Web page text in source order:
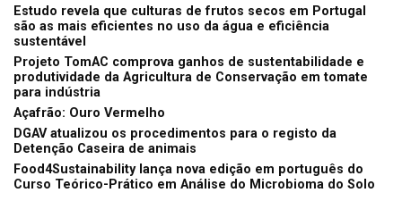
Estudo revela que culturas de frutos secos em Portugal
são as mais eficientes no uso da água e eficiência
sustentável
Projeto TomAC comprova ganhos de sustentabilidade e
produtividade da Agricultura de Conservação em tomate
para indústria
Açafrão: Ouro Vermelho
DGAV atualizou os procedimentos para o registo da
Detenção Caseira de animais
Food4Sustainability lança nova edição em português do
Curso Teórico-Prático em Análise do Microbioma do Solo